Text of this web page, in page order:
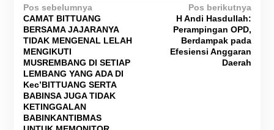
N
a
v
i
g
a
s
Pos sebelumnya
CAMAT BITTUANG
BERSAMA JAJARANYA
TIDAK MENGENAL LELAH
MENGIKUTI
MUSREMBANG DI SETIAP
LEMBANG YANG ADA DI
Kec’BITTUANG SERTA
BABINSA JUGA TIDAK
KETINGGALAN
BABINKANTIBMAS
Pos berikutnya
H Andi Hasdullah:
Perampingan OPD,
Berdampak pada
Efesiensi Anggaran
Daerah